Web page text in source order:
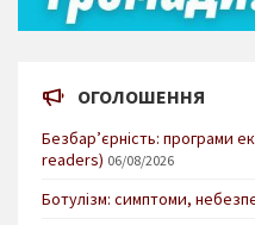
ОГОЛОШЕННЯ
Безбар’єрність: програми
readers) 06/08/2026
Ботулізм: симптоми,